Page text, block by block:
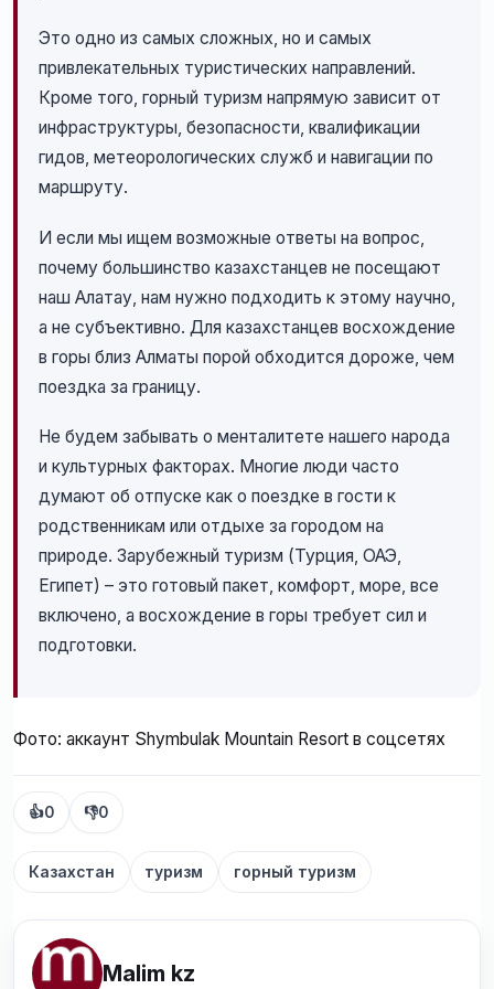
Это одно из самых сложных, но и самых
привлекательных туристических направлений.
Кроме того, горный туризм напрямую зависит от
инфраструктуры, безопасности, квалификации
гидов, метеорологических служб и навигации по
маршруту.
И если мы ищем возможные ответы на вопрос,
почему большинство казахстанцев не посещают
наш Алатау, нам нужно подходить к этому научно,
а не субъективно. Для казахстанцев восхождение
в горы близ Алматы порой обходится дороже, чем
поездка за границу.
Не будем забывать о менталитете нашего народа
и культурных факторах. Многие люди часто
думают об отпуске как о поездке в гости к
родственникам или отдыхе за городом на
природе. Зарубежный туризм (Турция, ОАЭ,
Египет) – это готовый пакет, комфорт, море, все
включено, а восхождение в горы требует сил и
подготовки.
Фото: аккаунт Shymbulak Mountain Resort в соцсетях
👍0 👎0
Казахстан туризм горный туризм
Malim kz